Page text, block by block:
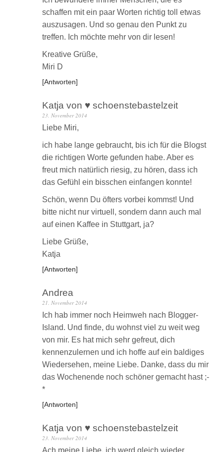
schaffen mit ein paar Worten richtig toll etwas
auszusagen. Und so genau den Punkt zu
treffen. Ich möchte mehr von dir lesen!
Kreative Grüße,
Miri D
Antworten
Katja von ♥ schoenstebastelzeit
23. November 2014
Liebe Miri,
ich habe lange gebraucht, bis ich für die Blogst
die richtigen Worte gefunden habe. Aber es
freut mich natürlich riesig, zu hören, dass ich
das Gefühl ein bisschen einfangen konnte!
Schön, wenn Du öfters vorbei kommst! Und
bitte nicht nur virtuell, sondern dann auch mal
auf einen Kaffee in Stuttgart, ja?
Liebe Grüße,
Katja
Antworten
Andrea
21. November 2014
Ich hab immer noch Heimweh nach Blogger-
Island. Und finde, du wohnst viel zu weit weg
von mir. Es hat mich sehr gefreut, dich
kennenzulernen und ich hoffe auf ein baldiges
Wiedersehen, meine Liebe. Danke, dass du mir
das Wochenende noch schöner gemacht hast ;-
*
Antworten
Katja von ♥ schoenstebastelzeit
23. November 2014
Ach meine Liebe, ich werd gleich wieder